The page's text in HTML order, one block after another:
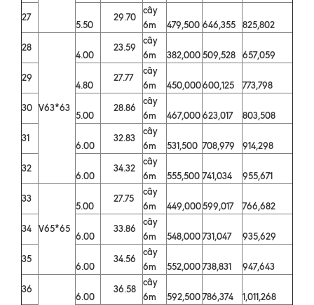
27
5.50
29.70
cây
6m
479,500 646,355
825,802
28
V63*63
4.00
23.59
cây
6m
382,000509,528
657,059
29
4.80
27.77
cây
6m
450,000600,125
773,798
30
5.00
28.86
cây
6m
467,000623,017
803,508
31
6.00
32.83
cây
6m
531,500 708,979
914,298
32
6.00
34.32
cây
6m
555,500 741,034
955,671
33
V65*65
5.00
27.75
cây
6m
449,000599,017
766,682
34
6.00
33.86
cây
6m
548,000731,047
935,629
35
6.00
34.56
cây
6m
552,000738,831
947,643
36
6.00
36.58
cây
6m
592,500786,374
1,011,268